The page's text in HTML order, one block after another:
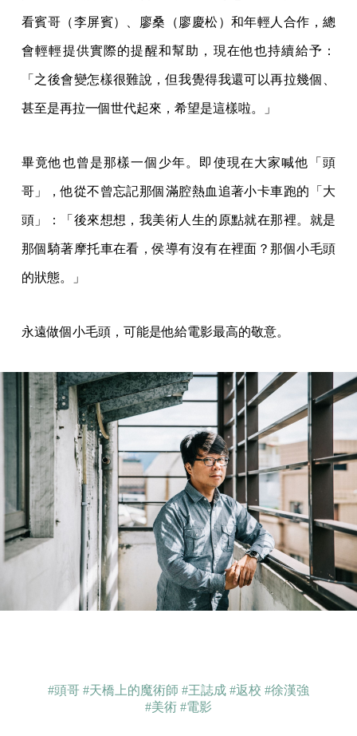
看賓哥（李屏賓）、廖桑（廖慶松）和年輕人合作，總
會輕輕提供實際的提醒和幫助，現在他也持續給予：
「之後會變怎樣很難說，但我覺得我還可以再拉幾個、
甚至是再拉一個世代起來，希望是這樣啦。」
畢竟他也曾是那樣一個少年。即使現在大家喊他「頭
哥」，他從不曾忘記那個滿腔熱血追著小卡車跑的「大
頭」：「後來想想，我美術人生的原點就在那裡。就是
那個騎著摩托車在看，侯導有沒有在裡面？那個小毛頭
的狀態。」
永遠做個小毛頭，可能是他給電影最高的敬意。
#頭哥 #天橋上的魔術師 #王誌成 #返校 #徐漢強
#美術 #電影